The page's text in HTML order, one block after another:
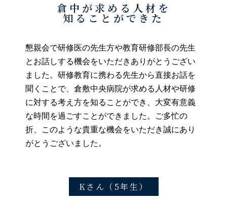
倉中が求める人材を
知ることができた
懇親会で研修医の先生方や教育研修部長の先生
とお話しする機会をいただきありがとうござい
ました。研修教育に携わる先生から直接お話を
聞くことで、倉敷中央病院が求める人材や研修
に対する考え方を知ることができ、大変有意義
な時間を過ごすことができました。ご多忙の
折、このような貴重な機会をいただき誠にあり
がとうございました。
Kさん（5年生）